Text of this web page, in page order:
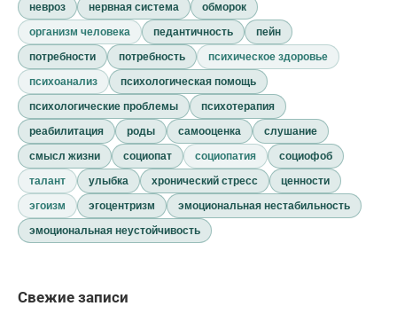
невроз
нервная система
обморок
организм человека
педантичность
пейн
потребности
потребность
психическое здоровье
психоанализ
психологическая помощь
психологические проблемы
психотерапия
реабилитация
роды самооценка
слушание
смысл жизни
социопат социопатия
социофоб
талант
улыбка хронический стресс
ценности
эгоизм
эгоцентризм
эмоциональная нестабильность
эмоциональная неустойчивость
Свежие записи